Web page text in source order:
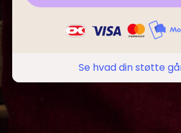
Se hvad din støtte